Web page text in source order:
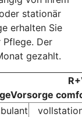
stationär
erhalten Sie
Pflege. Der
gezahlt.